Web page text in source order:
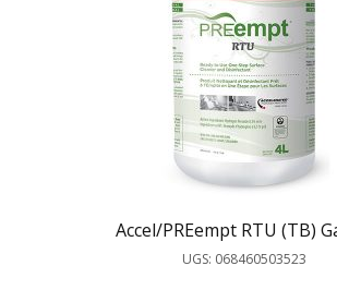
Accel/PREempt RTU (TB)
UGS: 068460503523